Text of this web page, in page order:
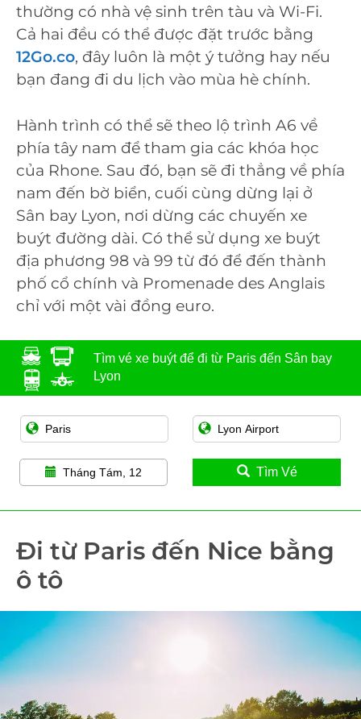
thường có nhà vệ sinh trên tàu và Wi-Fi.
Cả hai đều có thể được đặt trước bằng
12Go.co, đây luôn là một ý tưởng hay nếu
bạn đang đi du lịch vào mùa hè chính.
Hành trình có thể sẽ theo lộ trình A6 về
phía tây nam để tham gia các khóa học
của Rhone. Sau đó, bạn sẽ đi thẳng về phía
nam đến bờ biển, cuối cùng dừng lại ở
Sân bay Lyon, nơi dừng các chuyến xe
buýt đường dài. Có thể sử dụng xe buýt
địa phương 98 và 99 từ đó để đến thành
phố cổ chính và Promenade des Anglais
chỉ với một vài đồng euro.
Tìm vé xe buýt để đi từ Paris đến Sân bay
Lyon
Tháng Tám, 12 Tìm Vé
Đi từ Paris đến Nice bằng
ô tô